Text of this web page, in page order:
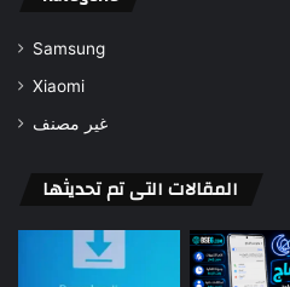
Samsung
Xiaomi
غير مصنف
المقالات التى تم تحديثها